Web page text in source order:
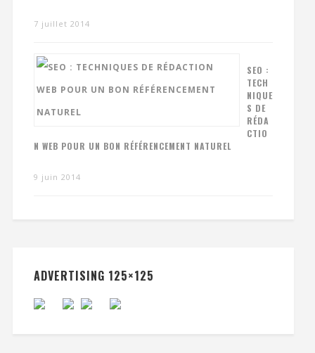
7 juillet 2014
SEO :
TECH
NIQUE
S DE
RÉDA
CTIO
N WEB POUR UN BON RÉFÉRENCEMENT NATUREL
9 juin 2014
ADVERTISING 125×125